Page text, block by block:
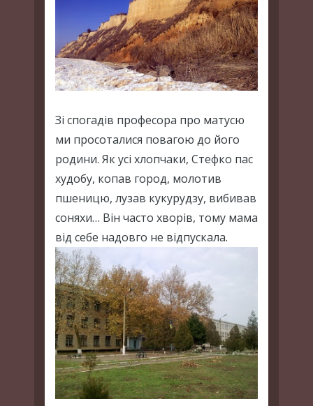
Зі спогадів професора про матусю
ми просоталися повагою до його
родини. Як усі хлопчаки, Стефко пас
худобу, копав город, молотив
пшеницю, лузав кукурудзу, вибивав
соняхи… Він часто хворів, тому мама
від себе надовго не відпускала.